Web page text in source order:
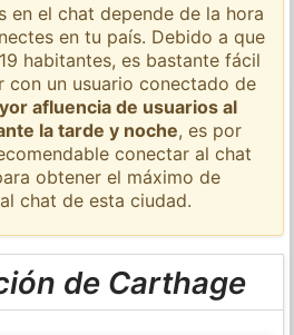
en el chat depende de la hora
en tu país. Debido a que
habitantes, es bastante fácil
con un usuario conectado de
afluencia de usuarios al
la tarde y noche, es por
conectar al chat
obtener el máximo de
chat de esta ciudad.
de Carthage